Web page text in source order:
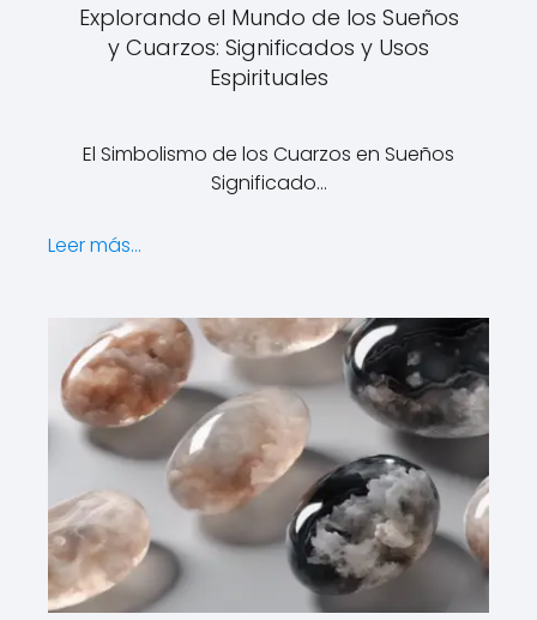
Explorando el Mundo de los Sueños
y Cuarzos: Significados y Usos
Espirituales
El Simbolismo de los Cuarzos en Sueños
Significado…
Leer más...